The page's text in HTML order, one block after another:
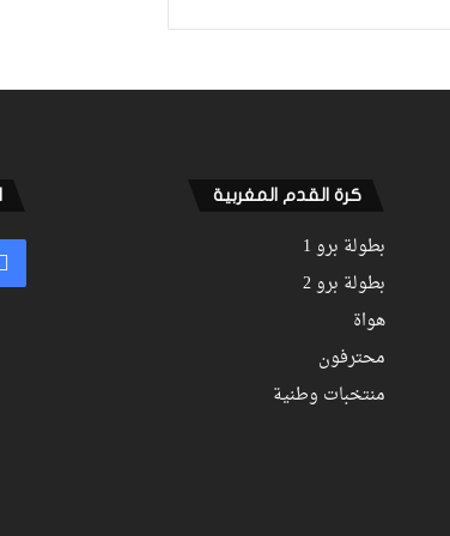
كرة القدم المغربية
بطولة برو 1
بطولة برو 2
هواة
محترفون
منتخبات وطنية